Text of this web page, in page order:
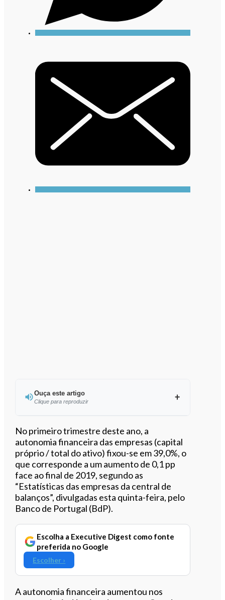
Ouça este artigo
Clique para reproduzir
Ouvir este artigo
No primeiro trimestre deste ano, a
autonomia financeira das empresas (capital
próprio / total do ativo) fixou-se em 39,0%, o
que corresponde a um aumento de 0,1 pp
face ao final de 2019, segundo as
“Estatísticas das empresas da central de
balanços”, divulgadas esta quinta-feira, pelo
Banco de Portugal (BdP).
Escolha a Executive Digest como fonte
preferida no Google
Escolher ›
A autonomia financeira aumentou nos